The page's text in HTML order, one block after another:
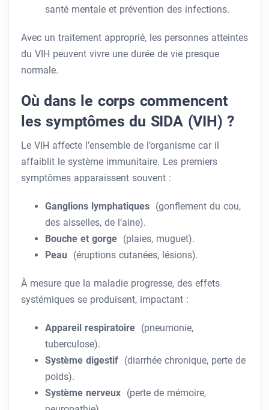
santé mentale et prévention des infections.
Avec un traitement approprié, les personnes atteintes
du VIH peuvent vivre une durée de vie presque
normale.
Où dans le corps commencent
les symptômes du SIDA (VIH) ?
Le VIH affecte l’ensemble de l’organisme car il
affaiblit le système immunitaire. Les premiers
symptômes apparaissent souvent :
Ganglions lymphatiques (gonflement du cou,
des aisselles, de l’aine).
Bouche et gorge (plaies, muguet).
Peau (éruptions cutanées, lésions).
À mesure que la maladie progresse, des effets
systémiques se produisent, impactant :
Appareil respiratoire (pneumonie,
tuberculose).
Système digestif (diarrhée chronique, perte de
poids).
Système nerveux (perte de mémoire,